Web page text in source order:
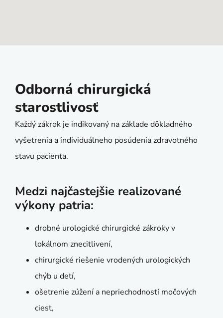
Odborná chirurgická
starostlivosť
Každý zákrok je indikovaný na základe dôkladného
vyšetrenia a individuálneho posúdenia zdravotného
stavu pacienta.
Medzi najčastejšie realizované
výkony patria:
drobné urologické chirurgické zákroky v
lokálnom znecitlivení,
chirurgické riešenie vrodených urologických
chýb u detí,
ošetrenie zúžení a nepriechodností močových
ciest,